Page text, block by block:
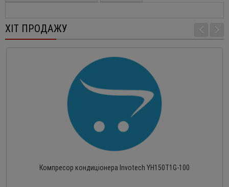
ХІТ ПРОДАЖУ
Компресор кондиціонера Invotech YH150T1G-100